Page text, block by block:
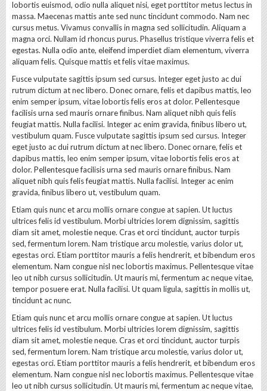
lobortis euismod, odio nulla aliquet nisi, eget porttitor metus lectus in
massa. Maecenas mattis ante sed nunc tincidunt commodo. Nam nec
cursus metus. Vivamus convallis in magna sed sollicitudin. Aliquam a
magna orci. Nullam id rhoncus purus. Phasellus tristique viverra felis et
egestas. Nulla odio ante, eleifend imperdiet diam elementum, viverra
aliquam felis. Quisque mattis et felis vitae maximus.
Fusce vulputate sagittis ipsum sed cursus. Integer eget justo ac dui
rutrum dictum at nec libero. Donec ornare, felis et dapibus mattis, leo
enim semper ipsum, vitae lobortis felis eros at dolor. Pellentesque
facilisis urna sed mauris ornare finibus. Nam aliquet nibh quis felis
feugiat mattis. Nulla facilisi. Integer ac enim gravida, finibus libero ut,
vestibulum quam. Fusce vulputate sagittis ipsum sed cursus. Integer
eget justo ac dui rutrum dictum at nec libero. Donec ornare, felis et
dapibus mattis, leo enim semper ipsum, vitae lobortis felis eros at
dolor. Pellentesque facilisis urna sed mauris ornare finibus. Nam
aliquet nibh quis felis feugiat mattis. Nulla facilisi. Integer ac enim
gravida, finibus libero ut, vestibulum quam.
Etiam quis nunc et arcu mollis ornare congue at sapien. Ut luctus
ultrices felis id vestibulum. Morbi ultricies lorem dignissim, sagittis
diam sit amet, molestie neque. Cras et orci tincidunt, auctor turpis
sed, fermentum lorem. Nam tristique arcu molestie, varius dolor ut,
egestas orci. Etiam porttitor mauris a felis hendrerit, et bibendum eros
elementum. Nam congue nisl nec lobortis maximus. Pellentesque vitae
leo ut nibh cursus sollicitudin. Ut mauris mi, fermentum ac neque vitae,
tempor posuere erat. Nulla facilisi. Ut quam ligula, sagittis in mollis ut,
tincidunt ac nunc.
Etiam quis nunc et arcu mollis ornare congue at sapien. Ut luctus
ultrices felis id vestibulum. Morbi ultricies lorem dignissim, sagittis
diam sit amet, molestie neque. Cras et orci tincidunt, auctor turpis
sed, fermentum lorem. Nam tristique arcu molestie, varius dolor ut,
egestas orci. Etiam porttitor mauris a felis hendrerit, et bibendum eros
elementum. Nam congue nisl nec lobortis maximus. Pellentesque vitae
leo ut nibh cursus sollicitudin. Ut mauris mi, fermentum ac neque vitae,